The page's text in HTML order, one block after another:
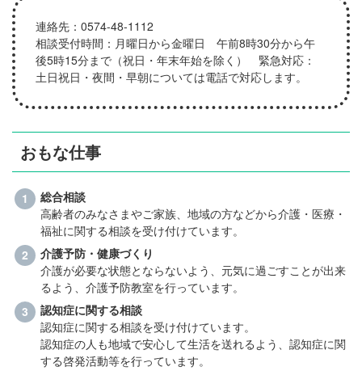
連絡先：0574-48-1112
相談受付時間：月曜日から金曜日 午前8時30分から午
後5時15分まで（祝日・年末年始を除く） 緊急対応：
土日祝日・夜間・早朝については電話で対応します。
おもな仕事
総合相談
高齢者のみなさまやご家族、地域の方などから介護・医療・
福祉に関する相談を受け付けています。
介護予防・健康づくり
介護が必要な状態とならないよう、元気に過ごすことが出来
るよう、介護予防教室を行っています。
認知症に関する相談
認知症に関する相談を受け付けています。
認知症の人も地域で安心して生活を送れるよう、認知症に関
する啓発活動等を行っています。